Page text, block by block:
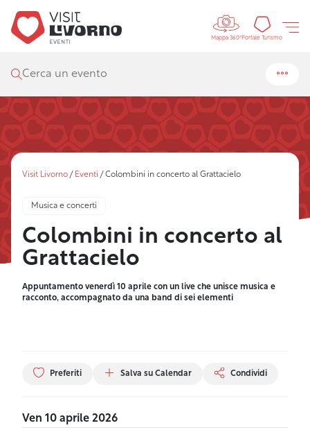
Controls
Mappa 360°Portale Turismo
Cerca un evento
Visit Livorno / Eventi / Colombini in concerto al Grattacielo
Musica e concerti
Colombini in concerto al
Grattacielo
Appuntamento venerdì 10 aprile con un live che unisce musica e
racconto, accompagnato da una band di sei elementi
Preferiti Salva su Calendar Condividi
Ven 10 aprile 2026